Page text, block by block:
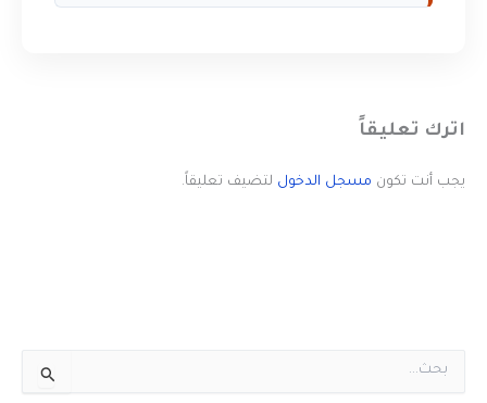
اترك تعليقاً
يجب أنت تكون مسجل الدخول لتضيف تعليقاً.